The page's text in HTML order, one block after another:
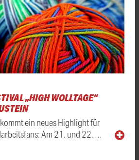
„HIGH WOLLTAGE“
ein neues Highlight für
Am 21. und 22. …